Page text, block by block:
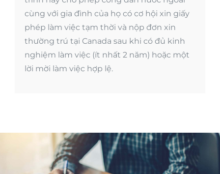
cùng với gia đình của họ có cơ hội xin giấy
phép làm việc tạm thời và nộp đơn xin
thường trú tại Canada sau khi có đủ kinh
nghiệm làm việc (ít nhất 2 năm) hoặc một
lời mời làm việc hợp lệ.